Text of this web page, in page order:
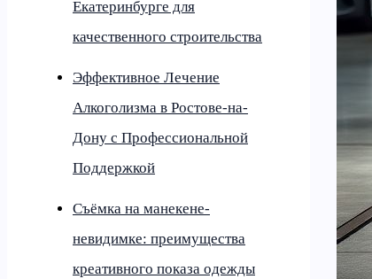
Екатеринбурге для
качественного строительства
Эффективное Лечение
Алкоголизма в Ростове-на-
Дону с Профессиональной
Поддержкой
Съёмка на манекене-
невидимке: преимущества
креативного показа одежды